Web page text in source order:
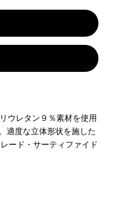
ウレタン９％素材を使用
適度な立体形状を施した
ード・サーティファイド